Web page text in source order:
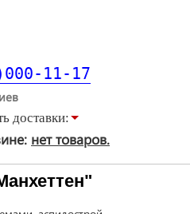
11-17
доставки:
нет товаров.